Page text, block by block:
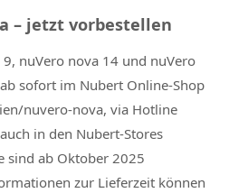
– jetzt vorbestellen
nuVero nova 14 und nuVero
sofort im Nubert Online-Shop
nuvero-nova, via Hotline
in den Nubert-Stores
sind ab Oktober 2025
zur Lieferzeit können